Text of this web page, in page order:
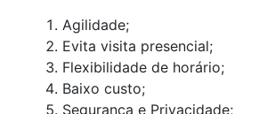
Agilidade;
Evita visita presencial;
Flexibilidade de horário;
Baixo custo;
Segurança e Privacidade;